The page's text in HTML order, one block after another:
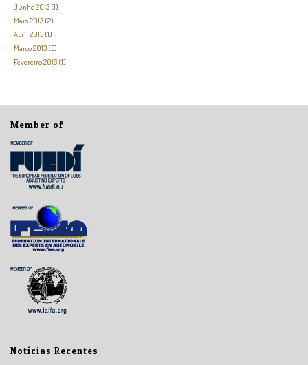
Junho 2013 (1)
Maio 2013 (2)
Abril 2013 (1)
Março 2013 (3)
Fevereiro 2013 (1)
Member of
Notícias Recentes